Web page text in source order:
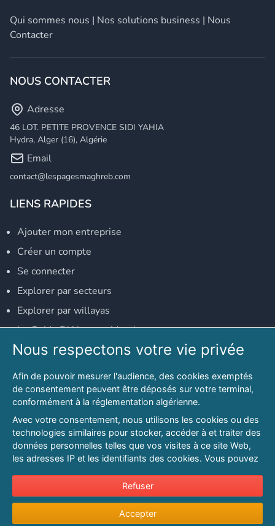
Qui sommes nous | Nos solutions business | Nous
Contacter
NOUS CONTACTER
Adresse
46 LOT. PETITE PROVENCE SIDI YAHIA
Hydra, Alger (16), Algérie
Email
contact@lespagesmaghreb.com
LIENS RAPIDES
Ajouter mon entreprise
Créer un compte
Se connecter
Explorer par secteurs
Explorer par willayas
Le Guide D'Alger, guide-alger.com
NOS RÉSEAUX SOCIAUX
Notre page Facebook
Notre page LinkedIn
Notre page Instagram
Notre page Twitter
© 2026 PAGESMAGHREB.COM. ALL RIGHTS RESERVED
Conditions générales d'utilisation
confidentialité|Protection de la vie privée|Politique de cookie
Nous respectons votre vie privée
Afin de pouvoir mesurer l'audience, des cookies exemptés
de consentement peuvent être déposés sur votre terminal,
conformément à la réglementation algérienne.
Avec votre consentement, nous utilisons les cookies ou des
technologies similaires pour stocker, accéder à et traiter des
données personnelles telles que vos visites à ce site Web,
les adresses IP et les identifiants des cookies. Vous pouvez
sur l'intérêt légitime à tout moment en cliquant sur « Refuser
».
Pour en savoir plus sur notre politique en matière de cookies
Refuser
Accepter